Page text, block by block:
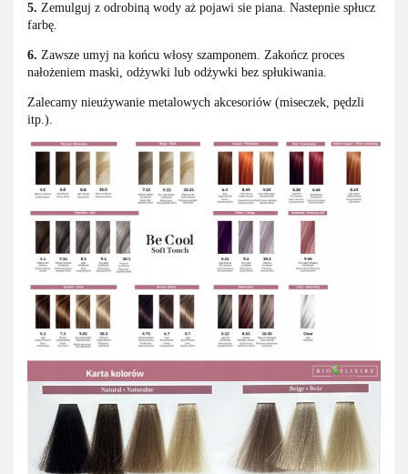
5. Zemulguj z odrobiną wody aż pojawi sie piana. Nastepnie spłucz
farbę.
6. Zawsze umyj na końcu włosy szamponem. Zakończ proces
nałożeniem maski, odżywki lub odżywki bez spłukiwania.
Zalecamy nieużywanie metalowych akcesoriów (miseczek, pędzli
itp.).